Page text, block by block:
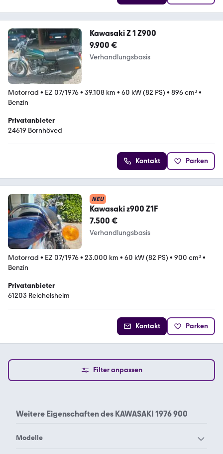
Kawasaki Z 1 Z900
9.900 €
Verhandlungsbasis
Motorrad • EZ 07/1976• 39.108 km • 60 kW (82 PS) • 896 cm³•
Benzin
Privatanbieter
24619 Bornhöved
Kontakt Parken
NEU
Kawasaki z900 Z1F
7.500 €
Verhandlungsbasis
Motorrad • EZ 07/1976• 23.000 km • 60 kW (82 PS) • 900 cm³•
Benzin
Privatanbieter
61203 Reichelsheim
Kontakt Parken
Filter anpassen
Weitere Eigenschaften des KAWASAKI 1976 900
Modelle